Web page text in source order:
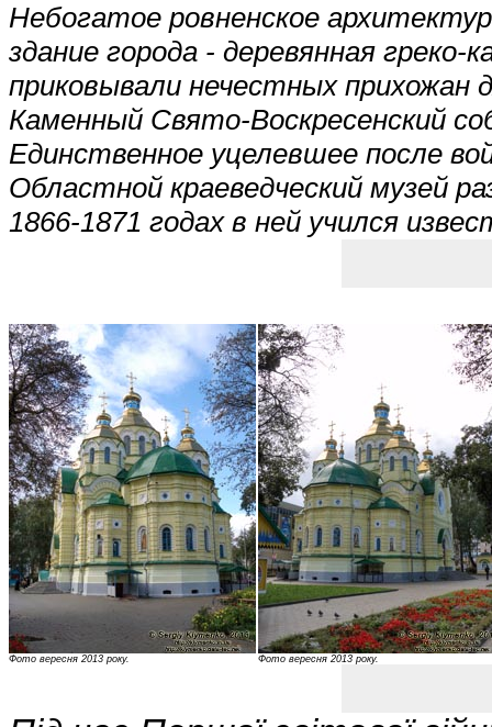
Небогатое ровненское
здание города - деревянная
приковывали нечестных прихожан
Каменный Свято-Воскресенский
Единственное уцелевшее после
Областной краеведческий музей
1866-1871 годах в ней учился
Фото вересня 2013 року. Фото вересня 2013 року.